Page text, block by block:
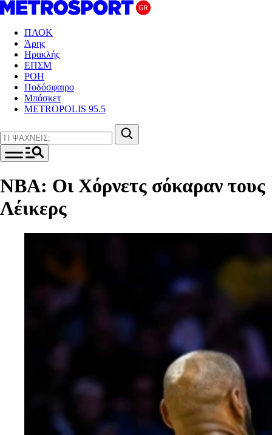
ΠΑΟΚ
Άρης
Ηρακλής
ΕΠΣΜ
ΡΟΗ
Ποδόσφαιρο
Μπάσκετ
METROPOLIS 95.5
ΝΒΑ: Οι Χόρνετς σόκαραν τους
Λέικερς